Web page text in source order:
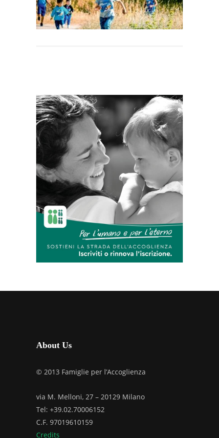
About Us
© 2013 Famiglie per l’Accoglienza
via M. Melloni, 27 – 20129 Milano
Tel: +39.02.70006152
C.F. 97019610159
Credits